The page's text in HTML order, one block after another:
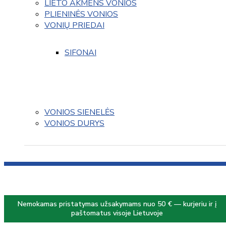
LIETO AKMENS VONIOS
PLIENINĖS VONIOS
VONIŲ PRIEDAI
SIFONAI
VONIOS SIENELĖS
VONIOS DURYS
Nemokamas pristatymas užsakymams nuo 50 € — kurjeriu ir į
paštomatus visoje Lietuvoje